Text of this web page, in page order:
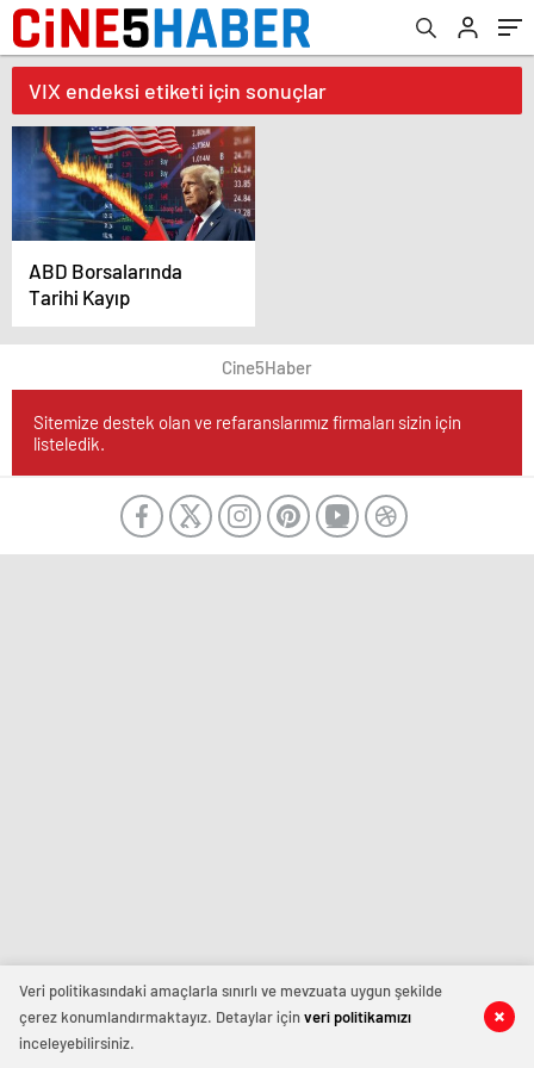
VIX endeksi etiketi için sonuçlar
ABD Borsalarında
Tarihi Kayıp
Cine5Haber
Sitemize destek olan ve refaranslarımız firmaları sizin için
listeledik.
Veri politikasındaki amaçlarla sınırlı ve mevzuata uygun şekilde
çerez konumlandırmaktayız. Detaylar içinveri politikamızı
inceleyebilirsiniz.